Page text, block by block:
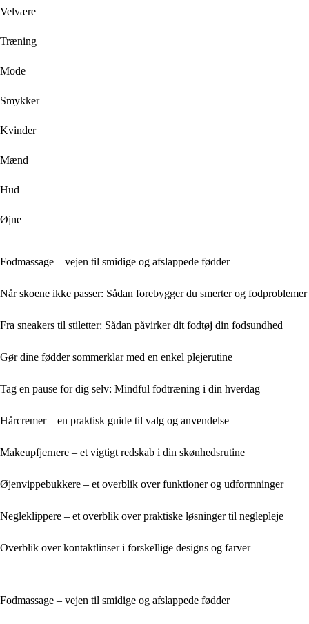
Velvære
Træning
Mode
Smykker
Kvinder
Mænd
Hud
Øjne
Fodmassage – vejen til smidige og afslappede fødder
Når skoene ikke passer: Sådan forebygger du smerter og fodproblemer
Fra sneakers til stiletter: Sådan påvirker dit fodtøj din fodsundhed
Gør dine fødder sommerklar med en enkel plejerutine
Tag en pause for dig selv: Mindful fodtræning i din hverdag
Hårcremer – en praktisk guide til valg og anvendelse
Makeupfjernere – et vigtigt redskab i din skønhedsrutine
Øjenvippebukkere – et overblik over funktioner og udformninger
Negleklippere – et overblik over praktiske løsninger til neglepleje
Overblik over kontaktlinser i forskellige designs og farver
Fodmassage – vejen til smidige og afslappede fødder